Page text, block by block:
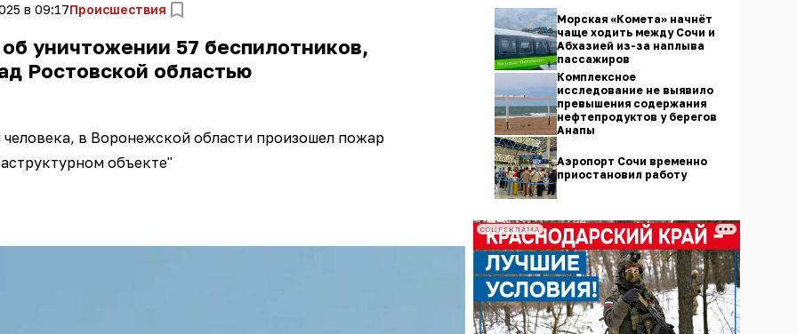
в 09:17Происшествия
уничтожении 57 беспилотников,
Ростовской областью
в Воронежской области произошел пожар
объекте"
Морская «Комета» начнёт
чаще ходить между Сочи и
Абхазией из-за наплыва
пассажиров
Комплексное
исследование не выявило
превышения содержания
нефтепродуктов у берегов
Анапы
Аэропорт Сочи временно
приостановил работу
СОЦРЕКЛАМА